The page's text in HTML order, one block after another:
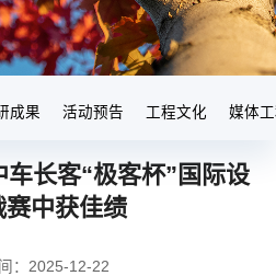
成果 活动预告 工程文化 媒体
长客“极客杯”国际设
赛中获佳绩
：2025-12-22